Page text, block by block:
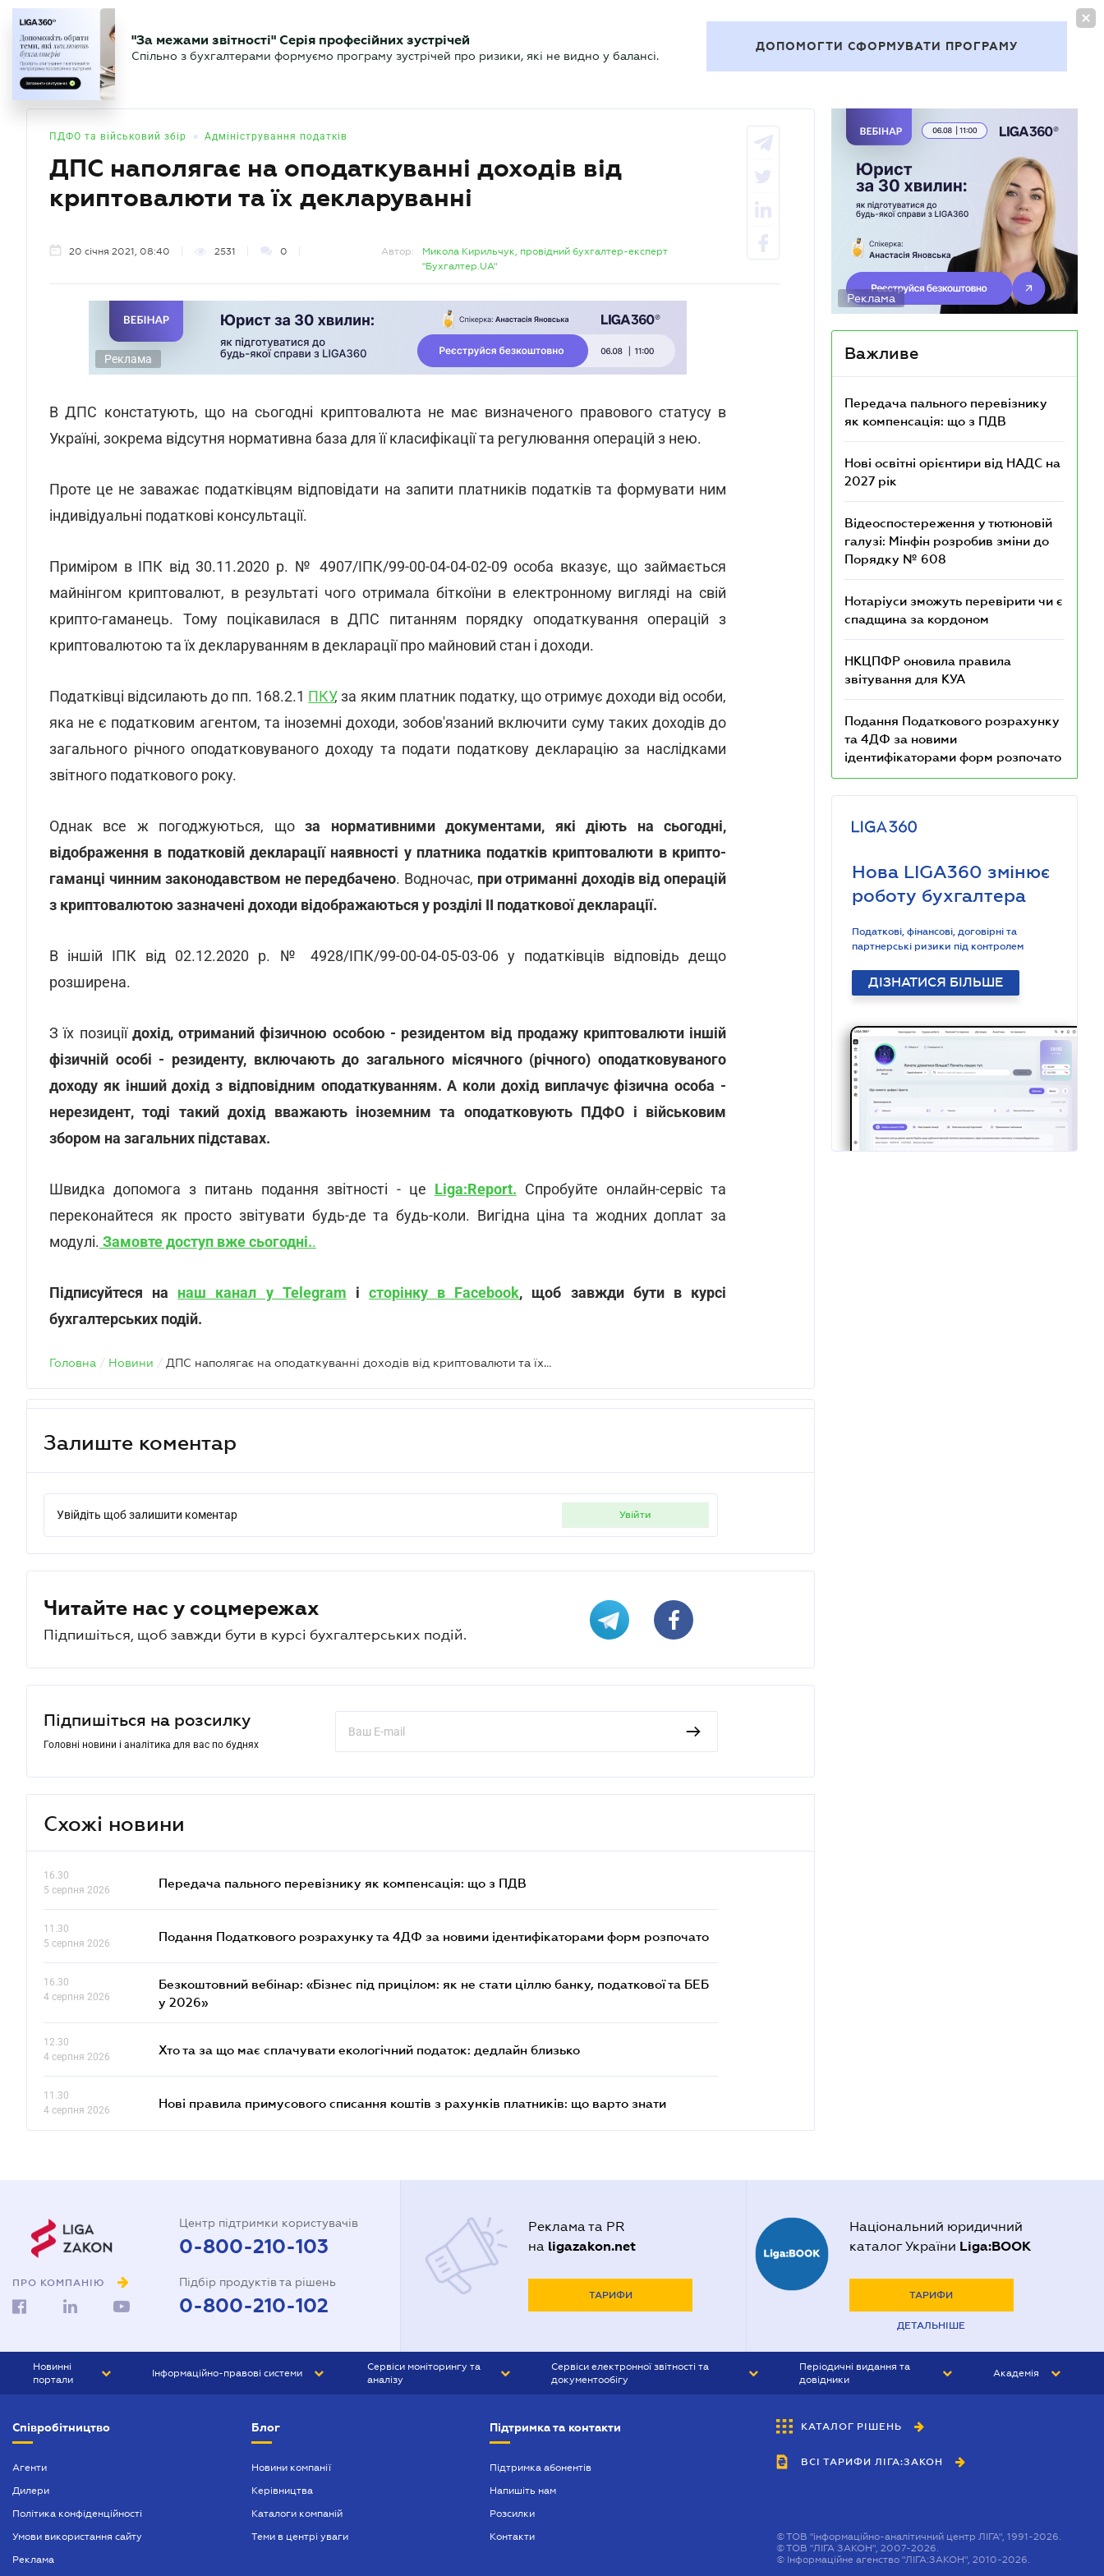
БУХГАЛТЕР Новини Аналітика Календар Актуально
"За межами звітності" Серія професійних зустрічей
Спільно з бухгалтерами формуємо програму зустрічей про ризики, які не видно у балансі.
ДОПОМОГТИ СФОРМУВАТИ ПРОГРАМУ
ПДФО та військовий збір • Адміністрування податків
ДПС наполягає на оподаткуванні доходів від
криптовалюти та їх декларуванні
20 січня 2021, 08:40 2531 0 Автор:
Микола Кирильчук, провідний бухгалтер-експерт
"Бухгалтер.UA"
Реклама
В ДПС констатують, що на сьогодні криптовалюта не має визначеного правового статусу в
Україні, зокрема відсутня нормативна база для її класифікації та регулювання операцій з нею.
Проте це не заважає податківцям відповідати на запити платників податків та формувати ним
індивідуальні податкові консультації.
Приміром в ІПК від 30.11.2020 р. № 4907/ІПК/99-00-04-04-02-09 особа вказує, що займається
майнінгом криптовалют, в результаті чого отримала біткоїни в електронному вигляді на свій
крипто-гаманець. Тому поцікавилася в ДПС питанням порядку оподаткування операцій з
криптовалютою та їх декларуванням в декларації про майновий стан і доходи.
Податківці відсилають до пп. 168.2.1 ПКУ, за яким платник податку, що отримує доходи від особи,
яка не є податковим агентом, та іноземні доходи, зобов'язаний включити суму таких доходів до
загального річного оподатковуваного доходу та подати податкову декларацію за наслідками
звітного податкового року.
Однак все ж погоджуються, щоза нормативними документами, які діють на сьогодні,
відображення в податковій декларації наявності у платника податків криптовалюти в крипто-
гаманці чинним законодавством не передбачено. Водночас, при отриманні доходів від операцій
з криптовалютою зазначені доходи відображаються у розділі ІІ податкової декларації.
В іншій ІПК від 02.12.2020 р. № 4928/ІПК/99-00-04-05-03-06 у податківців відповідь дещо
розширена.
З їх позиції дохід, отриманий фізичною особою - резидентом від продажу криптовалюти іншій
фізичній особі - резиденту, включають до загального місячного (річного) оподатковуваного
доходу як інший дохід з відповідним оподаткуванням. А коли дохід виплачує фізична особа -
нерезидент, тоді такий дохід вважають іноземним та оподатковують ПДФО і військовим
збором на загальних підставах.
Швидка допомога з питань подання звітності - це Liga:Report. Спробуйте онлайн-сервіс та
переконайтеся як просто звітувати будь-де та будь-коли. Вигідна ціна та жодних доплат за
модулі. Замовте доступ вже сьогодні..
Підписуйтеся на наш канал у Telegram історінку в Facebook, щоб завжди бути в курсі
бухгалтерських подій.
Головна / Новини / ДПС наполягає на оподаткуванні доходів від криптовалюти та їх декларуванні
Залиште коментар
Увійдіть щоб залишити коментар увійти
Читайте нас у соцмережах
Підпишіться, щоб завжди бути в курсі бухгалтерських подій.
Підпишіться на розсилку
Головні новини і аналітика для вас по буднях
Схожі новини
16.30
5 серпня 2026
Передача пального перевізнику як компенсація: що з ПДВ
11.30
5 серпня 2026
Подання Податкового розрахунку та 4ДФ за новими ідентифікаторами форм розпочато
16.30
4 серпня 2026
Безкоштовний вебінар: «Бізнес під прицілом: як не стати ціллю банку, податкової та БЕБ
у 2026»
12.30
4 серпня 2026
Хто та за що має сплачувати екологічний податок: дедлайн близько
11.30
4 серпня 2026
Нові правила примусового списання коштів з рахунків платників: що варто знати
Реклама
Важливе
Передача пального перевізнику
як компенсація: що з ПДВ
Нові освітні орієнтири від НАДС на
2027 рік
Відеоспостереження у тютюновій
галузі: Мінфін розробив зміни до
Порядку № 608
Нотаріуси зможуть перевірити чи є
спадщина за кордоном
НКЦПФР оновила правила
звітування для КУА
Подання Податкового розрахунку
та 4ДФ за новими
ідентифікаторами форм розпочато
Нова LIGA360 змінює
роботу бухгалтера
Податкові, фінансові, договірні та
партнерські ризики під контролем
ДІЗНАТИСЯ БІЛЬШЕ
ПРО КОМПАНІЮ
Центр підтримки користувачів
0-800-210-103
Підбір продуктів та рішень
0-800-210-102
Реклама та PR
на ligazakon.net
ТАРИФИ
Національний юридичний
каталог України Liga:BOOK
ТАРИФИ
ДЕТАЛЬНІШЕ
Новинні
портали
БІЗНЕС
Інформаційно-правові системи
БУХГАЛТЕР ПРОФ
Сервіси моніторингу та
аналізу
Сервіси електронної звітності та
документообігу
Періодичні видання та
довідники
БУХГАЛТЕР&ЗАКОН
ВІСНИК МСФЗ
Академія
Співробітництво
Агенти
Дилери
Політика конфіденційності
Умови використання сайту
Реклама
Блог
Новини компанії
Керівництва
Каталоги компаній
Теми в центрі уваги
Підтримка та контакти
Підтримка абонентів
Напишіть нам
Розсилки
Контакти
КАТАЛОГ РІШЕНЬ
ВСІ ТАРИФИ ЛІГА:ЗАКОН
©ТОВ "інформаційно-аналітичний центр ЛІГА", 1991-2026.
©ТОВ "ЛІГА ЗАКОН", 2007-2026.
© Інформаційне агенство "ЛІГА:ЗАКОН", 2010-2026.